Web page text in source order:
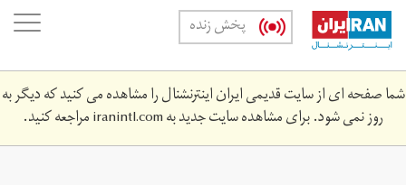
Skip
main
content
پخش زنده
شما صفحه ای از سایت قدیمی ایران اینترنشنال را مشاهده می کنید که دیگر به
روز نمی شود. برای مشاهده سایت جدید بهiranintl.comمراجعه کنید.